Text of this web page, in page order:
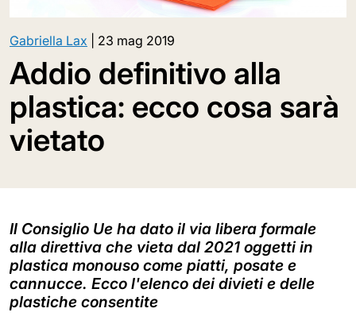
Gabriella Lax 23 mag 2019
Addio definitivo alla
plastica: ecco cosa sarà
vietato
Il Consiglio Ue ha dato il via libera formale
alla direttiva che vieta dal 2021 oggetti in
plastica monouso come piatti, posate e
cannucce. Ecco l'elenco dei divieti e delle
plastiche consentite